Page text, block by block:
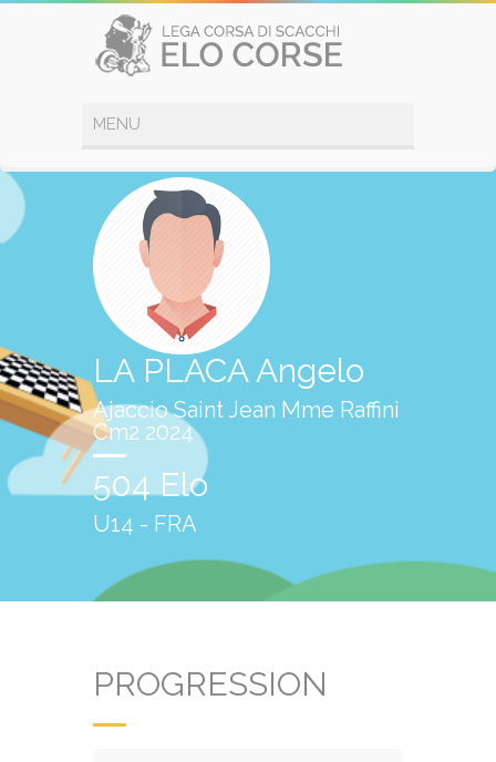
LA PLACA Angelo
Ajaccio Saint Jean Mme Raffini
Cm2 2024
504 Elo
U14 - FRA
PROGRESSION